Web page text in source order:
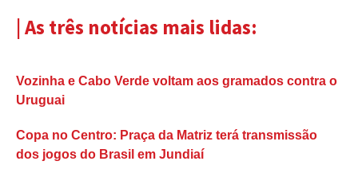
| As três notícias mais lidas:
Vozinha e Cabo Verde voltam aos gramados contra o
Uruguai
Copa no Centro: Praça da Matriz terá transmissão
dos jogos do Brasil em Jundiaí